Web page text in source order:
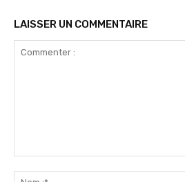
LAISSER UN COMMENTAIRE